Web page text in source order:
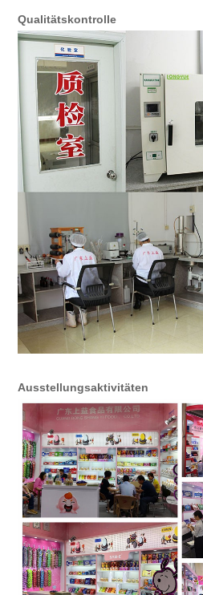
Qualitätskontrolle
Ausstellungsaktivitäten